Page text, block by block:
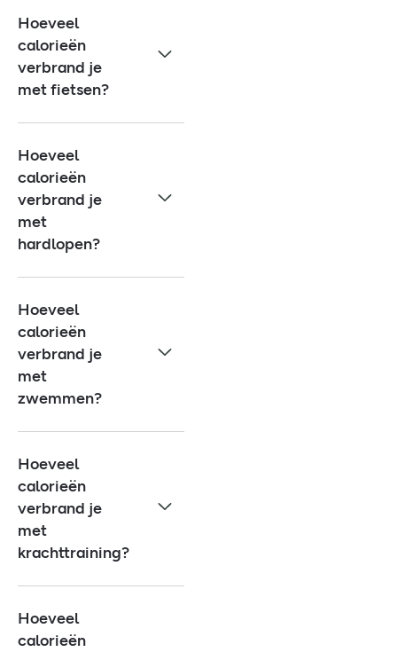
Hoeveel
calorieën
verbrand je
met fietsen?
Hoeveel
calorieën
verbrand je
met
hardlopen?
Hoeveel
calorieën
verbrand je
met
zwemmen?
Hoeveel
calorieën
verbrand je
met
krachttraining?
Hoeveel
calorieën